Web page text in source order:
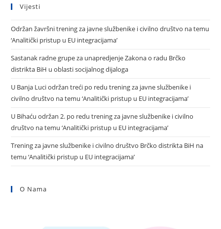
Vijesti
Održan žavršni trening za javne službenike i civilno društvo na temu
‘Analitički pristup u EU integracijama’
Sastanak radne grupe za unapredjenje Zakona o radu Brčko
distrikta BiH u oblasti socijalnog dijaloga
U Banja Luci održan treći po redu trening za javne službenike i
civilno društvo na temu ‘Analitički pristup u EU integracijama’
U Bihaću održan 2. po redu trening za javne službenike i civilno
društvo na temu ‘Analitički pristup u EU integracijama’
Trening za javne službenike i civilno društvo Brčko distrikta BiH na
temu ‘Analitički pristup u EU integracijama’
O Nama